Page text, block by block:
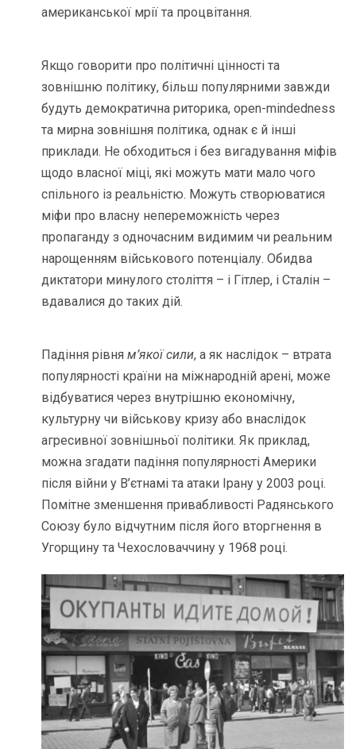
американської мрії та процвітання.
Якщо говорити про політичні цінності та
зовнішню політику, більш популярними завжди
будуть демократична риторика, open-mindedness
та мирна зовнішня політика, однак є й інші
приклади. Не обходиться і без вигадування міфів
щодо власної міці, які можуть мати мало чого
спільного із реальністю. Можуть створюватися
міфи про власну непереможність через
пропаганду з одночасним видимим чи реальним
нарощенням військового потенціалу. Обидва
диктатори минулого століття – і Гітлер, і Сталін –
вдавалися до таких дій.
Падіння рівням’якої сили, а як наслідок – втрата
популярності країни на міжнародній арені, може
відбуватися через внутрішню економічну,
культурну чи військову кризу або внаслідок
агресивної зовнішньої політики. Як приклад,
можна згадати падіння популярності Америки
після війни у В’єтнамі та атаки Ірану у 2003 році.
Помітне зменшення привабливості Радянського
Союзу було відчутним після його вторгнення в
Угорщину та Чехословаччину у 1968 році.